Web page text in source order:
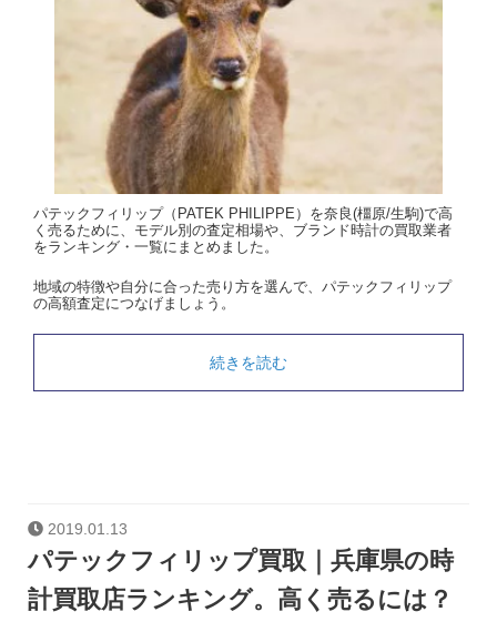
パテックフィリップ（PATEK PHILIPPE）を奈良(橿原/生駒)で高
く売るために、モデル別の査定相場や、ブランド時計の買取業者
をランキング・一覧にまとめました。
地域の特徴や自分に合った売り方を選んで、パテックフィリップ
の高額査定につなげましょう。
続きを読む
2019.01.13
パテックフィリップ買取｜兵庫県の時
計買取店ランキング。高く売るには？